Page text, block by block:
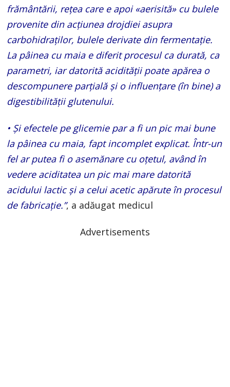
frământării, reţea care e apoi «aerisită» cu bulele
provenite din acţiunea drojdiei asupra
carbohidraţilor, bulele derivate din fermentaţie.
La pâinea cu maia e diferit procesul ca durată, ca
parametri, iar datorită acidităţii poate apărea o
descompunere parţială şi o influenţare (în bine) a
digestibilităţii glutenului.
• Şi efectele pe glicemie par a fi un pic mai bune
la pâinea cu maia, fapt incomplet explicat. Într-un
fel ar putea fi o asemănare cu oţetul, având în
vedere aciditatea un pic mai mare datorită
acidului lactic şi a celui acetic apărute în procesul
de fabricaţie.”, a adăugat medicul
Advertisements